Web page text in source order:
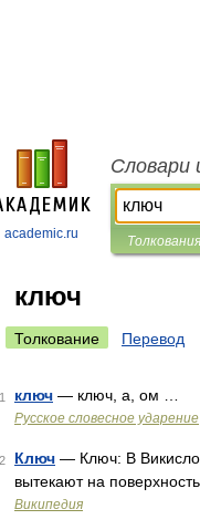
academic.ru
Словари
Толкования
ключ
Толкование Перевод
1 ключ — ключ, а, ом …
Русское словесное ударение
2 Ключ — Ключ: В
вытекают на
Википедия